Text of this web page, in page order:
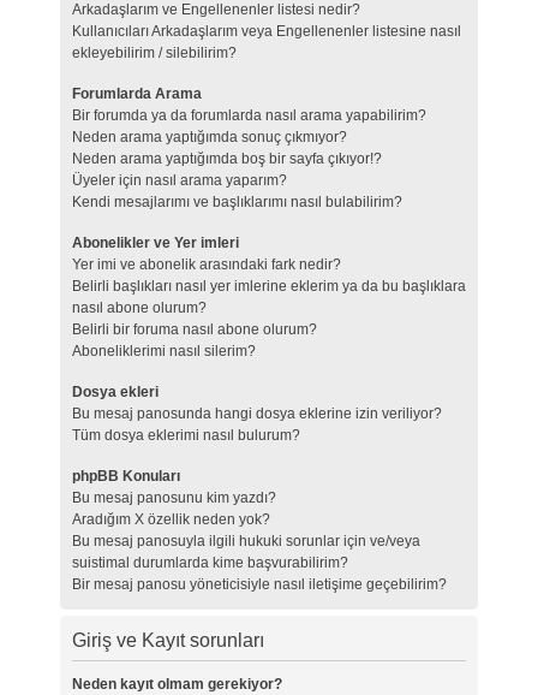
Arkadaşlarım ve Engellenenler listesi nedir?
Kullanıcıları Arkadaşlarım veya Engellenenler listesine nasıl
ekleyebilirim / silebilirim?
Forumlarda Arama
Bir forumda ya da forumlarda nasıl arama yapabilirim?
Neden arama yaptığımda sonuç çıkmıyor?
Neden arama yaptığımda boş bir sayfa çıkıyor!?
Üyeler için nasıl arama yaparım?
Kendi mesajlarımı ve başlıklarımı nasıl bulabilirim?
Abonelikler ve Yer imleri
Yer imi ve abonelik arasındaki fark nedir?
Belirli başlıkları nasıl yer imlerine eklerim ya da bu başlıklara
nasıl abone olurum?
Belirli bir foruma nasıl abone olurum?
Aboneliklerimi nasıl silerim?
Dosya ekleri
Bu mesaj panosunda hangi dosya eklerine izin veriliyor?
Tüm dosya eklerimi nasıl bulurum?
phpBB Konuları
Bu mesaj panosunu kim yazdı?
Aradığım X özellik neden yok?
Bu mesaj panosuyla ilgili hukuki sorunlar için ve/veya
suistimal durumlarda kime başvurabilirim?
Bir mesaj panosu yöneticisiyle nasıl iletişime geçebilirim?
Giriş ve Kayıt sorunları
Neden kayıt olmam gerekiyor?